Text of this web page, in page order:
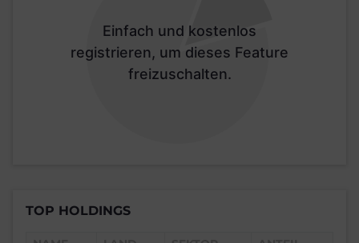
Einfach und kostenlos
registrieren, um dieses Feature
freizuschalten.
TOP HOLDINGS